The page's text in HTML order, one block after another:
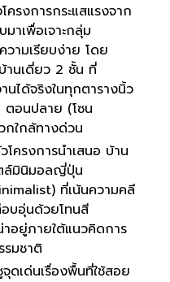
รงการกระแสแรงจาก
าเพื่อเจาะกลุ่ม
วามเรียบง่าย โดย
านเดี่ยว 2 ชั้น ที่
นได้จริงในทุกตารางนิ้ว
ตอนปลาย (โซน
กใกล้ทางด่วน
ครงการนำเสนอ บ้าน
ล์มินิมอลญี่ปุ่น
ที่เน้นความคลี
บอุ่นด้วยโทนสี
อยู่ภายใต้แนวคิดการ
รมชาติ
ดเด่นเรื่องพื้นที่ใช้สอย